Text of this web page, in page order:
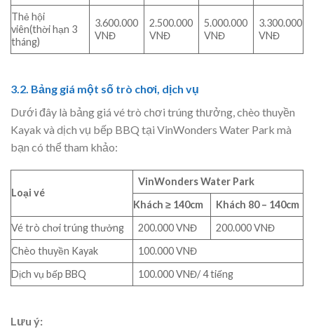
Thẻ hội
viên(thời hạn 3
tháng)
3.600.000
VNĐ
2.500.000
VNĐ
5.000.000
VNĐ
3.300.000
VNĐ
3.2. Bảng giá một số trò chơi, dịch vụ
Dưới đây là bảng giá vé trò chơi trúng thưởng, chèo thuyền
Kayak và dịch vụ bếp BBQ tại VinWonders Water Park mà
bạn có thể tham khảo:
Loại vé
VinWonders Water Park
Khách ≥ 140cm
Khách 80 – 140cm
Vé trò chơi trúng thưởng
200.000 VNĐ
200.000 VNĐ
Chèo thuyền Kayak
100.000 VNĐ
Dịch vụ bếp BBQ
100.000 VNĐ/ 4 tiếng
Lưu ý: